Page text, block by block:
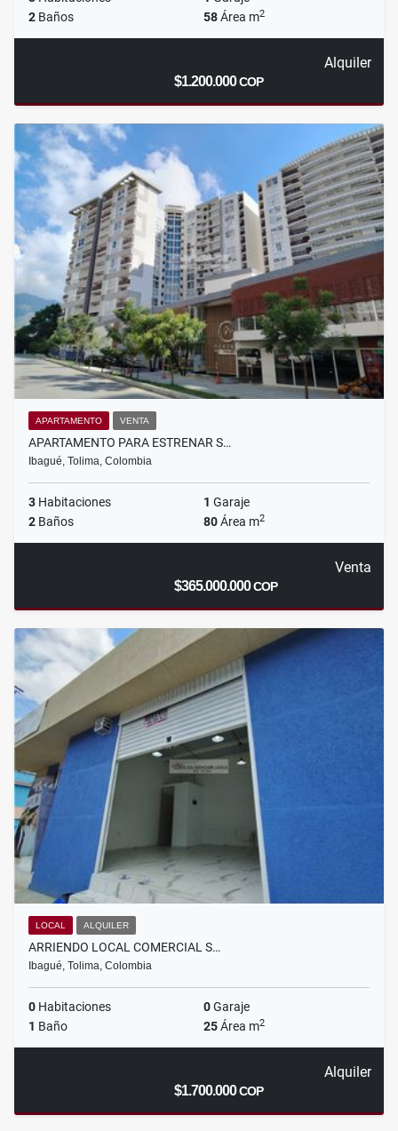
2 Baños 58Área m2
Alquiler
$1.200.000COP
APARTAMENTO VENTA
APARTAMENTO PARA ESTRENAR S…
Ibagué, Tolima, Colombia
3 Habitaciones 1 Garaje
2 Baños 80Área m2
Venta
$365.000.000COP
LOCAL ALQUILER
ARRIENDO LOCAL COMERCIAL S…
Ibagué, Tolima, Colombia
0 Habitaciones 0Garaje
1 Baño 25Área m2
Alquiler
$1.700.000COP